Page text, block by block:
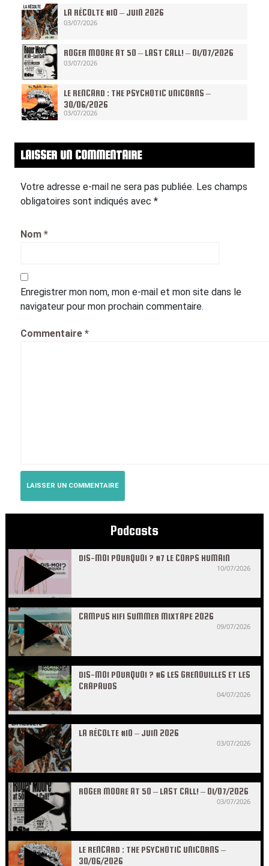
LA RÉCOLTE #10 – JUIN 2026
03/07/2026
ROGER MOORE AT 50 – LAST CALL! – 01/07/2026
03/07/2026
LE RENCARD : THE PSYCHOTIC UNICORNS –
30/06/2026
03/07/2026
LAISSER UN COMMENTAIRE
Votre adresse e-mail ne sera pas publiée. Les champs
obligatoires sont indiqués avec *
Nom *
Enregistrer mon nom, mon e-mail et mon site dans le
navigateur pour mon prochain commentaire.
Commentaire *
Podcasts
DIS-MOI POURQUOI ? #7 LE CORPS HUMAIN
10/07/2026
CAMPUS HIFI SUMMER MIXTAPE 2026
09/07/2026
DIS-MOI POURQUOI ? #6 LES GRENOUILLES ET LES
CRAPAUDS
04/07/2026
LA RÉCOLTE #10 – JUIN 2026
03/07/2026
ROGER MOORE AT 50 – LAST CALL! – 01/07/2026
03/07/2026
LE RENCARD : THE PSYCHOTIC UNICORNS –
30/06/2026